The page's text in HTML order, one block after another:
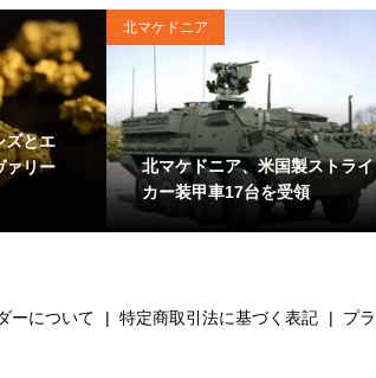
ズとエ
ァリー
北マケドニア
北マケドニア、米国製ストライ
カー装甲車17台を受領
ーについて 特定商取引法に基づく表記 プ